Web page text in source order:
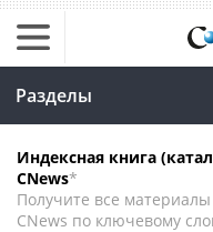
Разделы
Индексная книга
CNews*
Получите все материалы
CNews по ключевому